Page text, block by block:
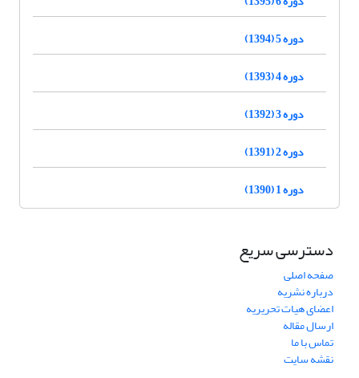
دوره 5 (1394)
دوره 4 (1393)
دوره 3 (1392)
دوره 2 (1391)
دوره 1 (1390)
دسترسی سریع
صفحه اصلی
درباره نشریه
اعضای هیات تحریریه
ارسال مقاله
تماس با ما
نقشه سایت